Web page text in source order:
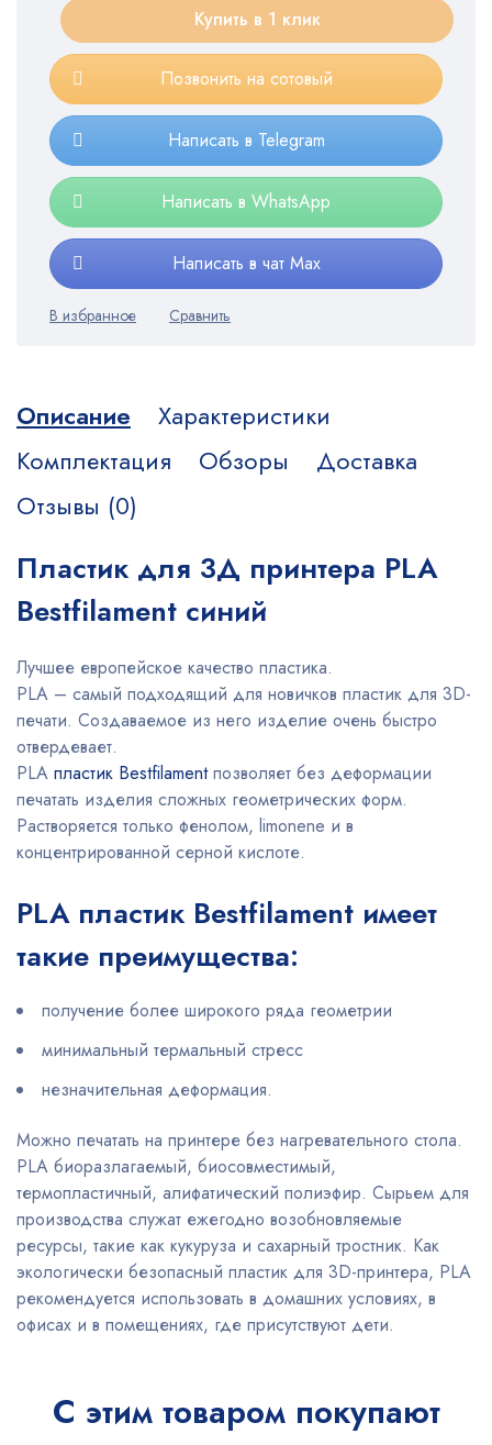
Купить в 1 клик
Позвонить на сотовый
Написать в Telegram
Написать в WhatsApp
Написать в чат Max
Описание
Характеристики
Комплектация
Обзоры
Доставка
Отзывы (0)
Пластик для 3Д принтера PLA
Bestfilament синий
Лучшее европейское качество пластика.
PLA – самый подходящий для новичков пластик для 3D-
печати. Создаваемое из него изделие очень быстро
отвердевает.
PLA пластик Bestfilamentпозволяет без деформации
печатать изделия сложных геометрических форм.
Растворяется только фенолом, limonene и в
концентрированной серной кислоте.
PLA пластик Bestfilament имеет
такие преимущества:
получение более широкого ряда геометрии
минимальный термальный стресс
незначительная деформация.
Можно печатать на принтере без нагревательного стола.
PLA биоразлагаемый, биосовместимый,
термопластичный, алифатический полиэфир. Сырьем для
производства служат ежегодно возобновляемые
ресурсы, такие как кукуруза и сахарный тростник. Как
экологически безопасный пластик для 3D-принтера, PLA
рекомендуется использовать в домашних условиях, в
офисах и в помещениях, где присутствуют дети.
С этим товаром покупают